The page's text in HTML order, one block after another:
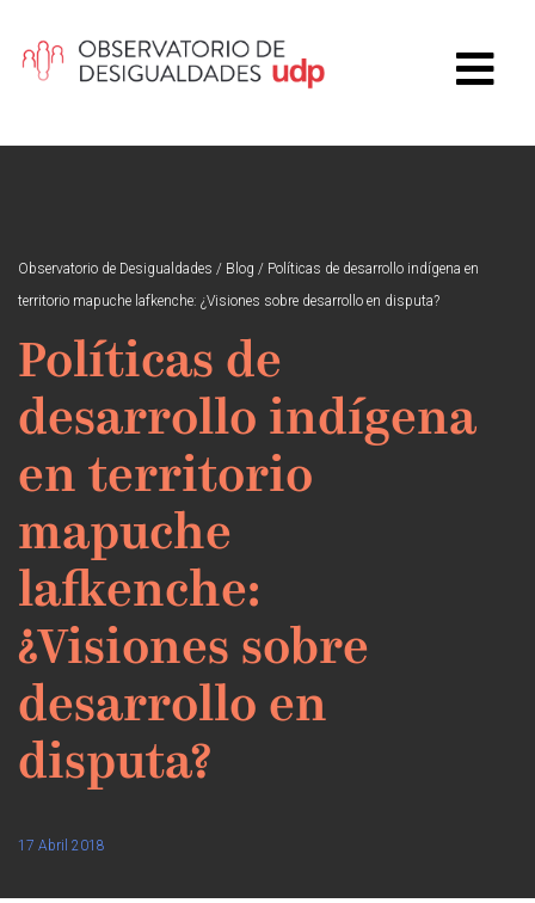
Observatorio de Desigualdades / Blog / Políticas de desarrollo indígena en
territorio mapuche lafkenche: ¿Visiones sobre desarrollo en disputa?
Políticas de
desarrollo indígena
en territorio
mapuche
lafkenche:
¿Visiones sobre
desarrollo en
disputa?
17 Abril 2018